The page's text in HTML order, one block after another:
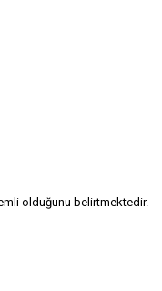
olduğunu belirtmektedir.